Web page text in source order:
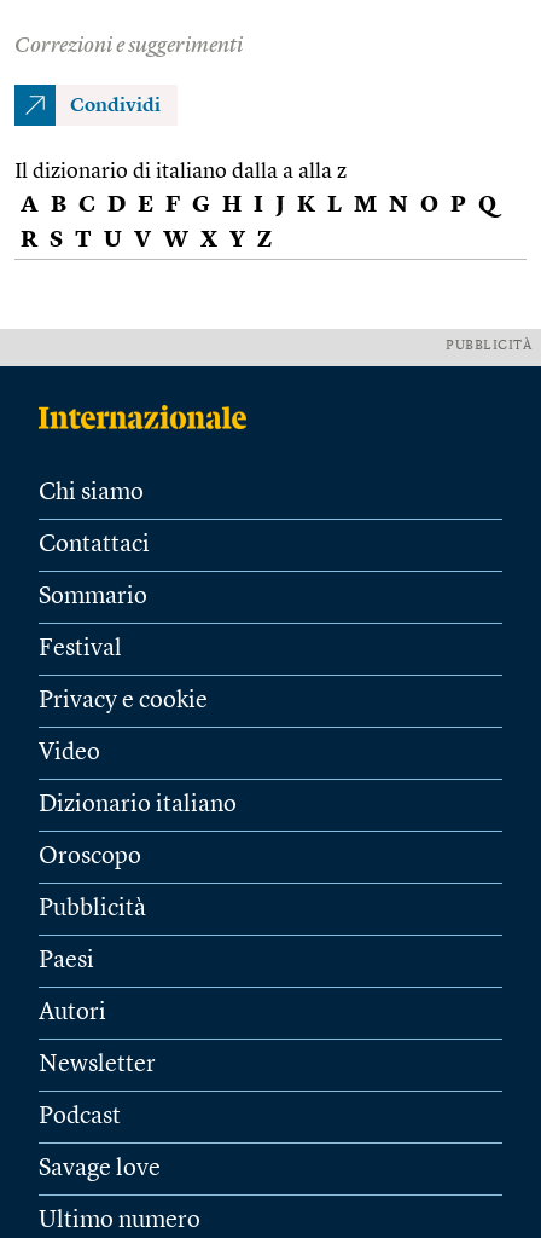
Correzioni e suggerimenti
Condividi
Il dizionario di italiano dalla a alla z
A B C D E F G H I J K L M N O P Q
R S T U V W X Y Z
PUBBLICITÀ
Chi siamo
Contattaci
Sommario
Festival
Privacy e cookie
Video
Dizionario italiano
Oroscopo
Pubblicità
Paesi
Autori
Newsletter
Podcast
Savage love
Ultimo numero